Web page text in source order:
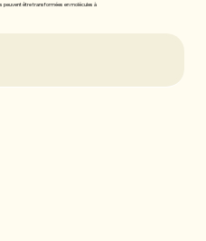
peuvent être transformées en molécules à